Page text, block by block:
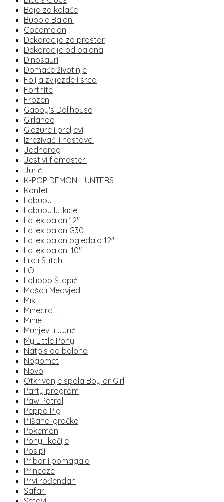
Boja za kolače
Bubble Baloni
Cocomelon
Dekoracija za prostor
Dekoracije od balona
Dinosauri
Domaće životinje
Folija zvijezde i srca
Fortnite
Frozen
Gabby's Dollhouse
Girlande
Glazure i preljevi
Izrezivači i nastavci
Jednorog
Jestivi flomasteri
Jurić
K-POP DEMON HUNTERS
Konfeti
Labubu
Labubu lutkice
Latex balon 12"
Latex balon G30
Latex balon ogledalo 12"
Latex baloni 10"
Lilo i Stitch
LOL
Lollipop Štapići
Maša i Medvjed
Miki
Minecraft
Minie
Munjeviti Jurić
My Little Pony
Natpis od balona
Nogomet
Novo
Otkrivanje spola Boy or Girl
Party program
Paw Patrol
Peppa Pig
Plišane igračke
Pokemon
Pony i kočije
Posipi
Pribor i pomagala
Princeze
Prvi rođendan
Safari